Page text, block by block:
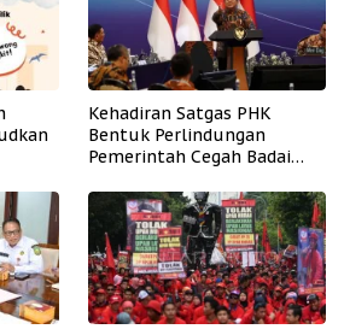
Kehadiran Satgas PHK
Bentuk Perlindungan
Pemerintah Cegah Badai